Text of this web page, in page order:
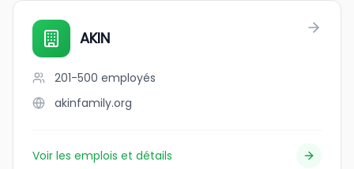
AKIN
201-500 employés
akinfamily.org
Voir les emplois et détails